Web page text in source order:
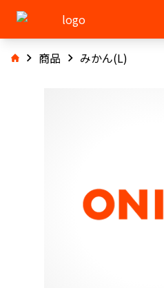
商品 みかん(L)